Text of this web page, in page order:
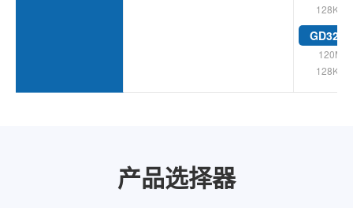
128K/
128K/
产品选择器